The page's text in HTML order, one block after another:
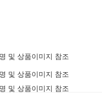
및 상품이미지 참조
및 상품이미지 참조
및 상품이미지 참조